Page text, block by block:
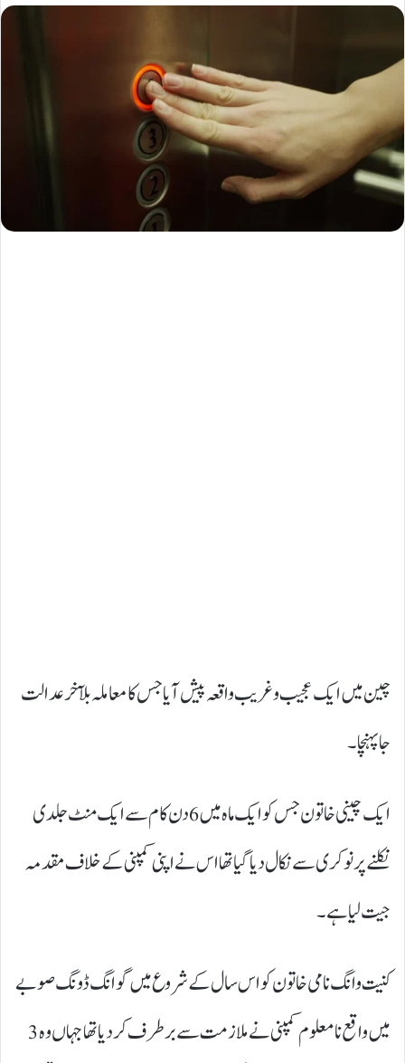
چین میں ایک عجیب و غریب واقعہ پیش آیا جس کا معاملہ بلآخر عدالت
جا پہنچا۔
ایک چینی خاتون جس کو ایک ماہ میں 6 دن کام سے ایک منٹ جلدی
نکلنے پر نوکری سے نکال دیا گیا تھا اس نے اپنی کمپنی کے خلاف مقدمہ
جیت لیا ہے۔
کنیت وانگ نامی خاتون کو اس سال کے شروع میں گوانگ ڈونگ صوبے
میں واقع نامعلوم کمپنی نے ملازمت سے برطرف کر دیا تھا جہاں وہ 3